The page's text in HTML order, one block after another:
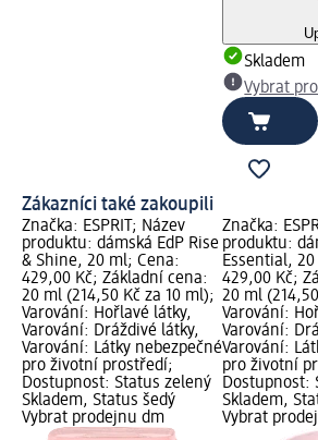
Skladem
Vybrat
Zákazníci také zakoupili
Značka: ESPRIT; Název
produktu: dámská EdP Rise
& Shine, 20 ml; Cena:
429,00 Kč; Základní cena:
20 ml (214,50 Kč za 10 ml);
Varování: Hořlavé látky,
Varování: Dráždivé látky,
Varování: Látky nebezpečné
pro životní prostředí;
Dostupnost: Status zelený
Skladem, Status šedý
Vybrat prodejnu dm
Značka:
produktu:
Essential,
429,00 Kč;
20 ml
Varování:
Varování:
Varování:
pro životní
Dostupnost:
Skladem,
Vybrat